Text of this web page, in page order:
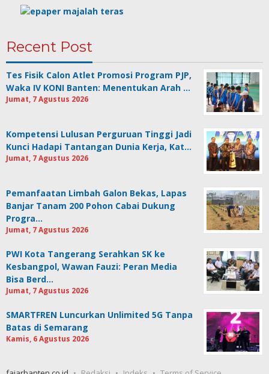
Recent Post
Tes Fisik Calon Atlet Promosi Program PJP,
Waka IV KONI Banten: Menentukan Arah …
Jumat, 7 Agustus 2026
Kompetensi Lulusan Perguruan Tinggi Jadi
Kunci Hadapi Tantangan Dunia Kerja, Kat…
Jumat, 7 Agustus 2026
Pemanfaatan Limbah Galon Bekas, Lapas
Banjar Tanam 200 Pohon Cabai Dukung
Progra…
Jumat, 7 Agustus 2026
PWI Kota Tangerang Serahkan SK ke
Kesbangpol, Wawan Fauzi: Peran Media
Bisa Berd…
Jumat, 7 Agustus 2026
SMARTFREN Luncurkan Unlimited 5G Tanpa
Batas di Semarang
Kamis, 6 Agustus 2026